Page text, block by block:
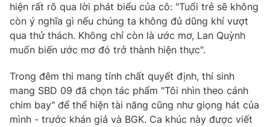
hiện rất rõ qua lời phát biểu của cô: "Tuổi trẻ sẽ không
còn ý nghĩa gì nếu chúng ta không đủ dũng khí vượt
qua thử thách. Không chỉ còn là ước mơ, Lan Quỳnh
muốn biến ước mơ đó trở thành hiện thực".
Trong đêm thi mang tính chất quyết định, thí sinh
mang SBD 09 đã chọn tác phẩm "Tôi nhìn theo cánh
chim bay" để thể hiện tài năng cũng như giọng hát của
mình - trước khán giả và BGK. Ca khúc này được viết